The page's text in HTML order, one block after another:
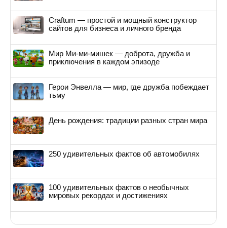
Craftum — простой и мощный конструктор
сайтов для бизнеса и личного бренда
Мир Ми-ми-мишек — доброта, дружба и
приключения в каждом эпизоде
Герои Энвелла — мир, где дружба побеждает
тьму
День рождения: традиции разных стран мира
250 удивительных фактов об автомобилях
100 удивительных фактов о необычных
мировых рекордах и достижениях